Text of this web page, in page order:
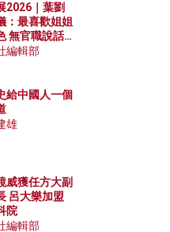
2026｜葉劉
：最喜歡姐姐
無官職說話
少
編輯部
給中國人一個
雄
威獲任方大副
呂大樂加盟
院
編輯部